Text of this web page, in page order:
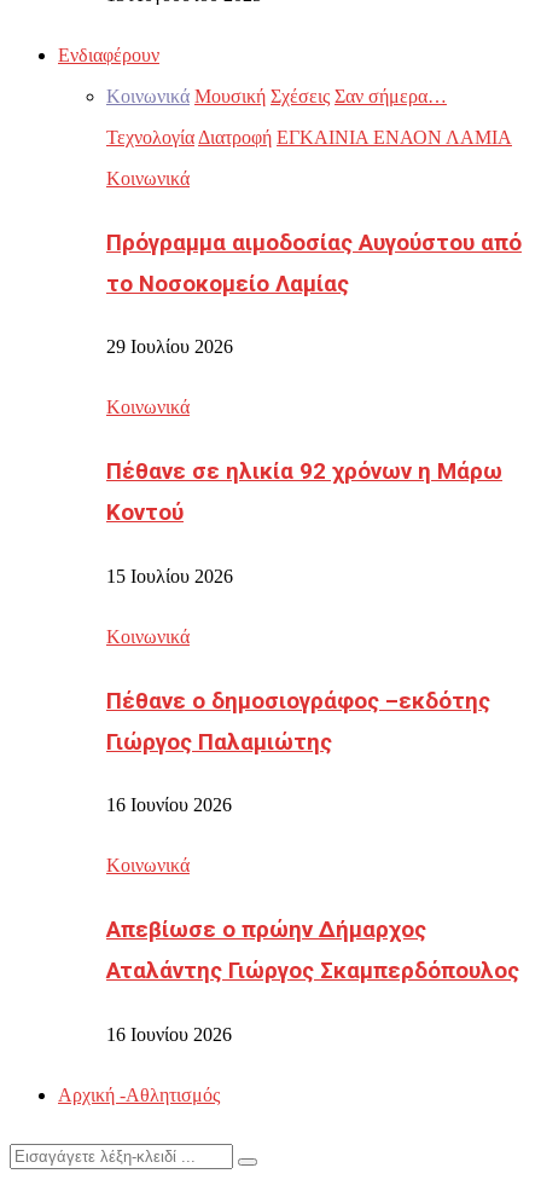
Ενδιαφέρουν
Κοινωνικά Μουσική Σχέσεις Σαν σήμερα…
Τεχνολογία Διατροφή ΕΓΚΑΙΝΙΑ ΕΝΑΟΝ ΛΑΜΙΑ
Κοινωνικά
Πρόγραμμα αιμοδοσίας Αυγούστου από
το Νοσοκομείο Λαμίας
29 Ιουλίου 2026
Κοινωνικά
Πέθανε σε ηλικία 92 χρόνων η Μάρω
Κοντού
15 Ιουλίου 2026
Κοινωνικά
Πέθανε ο δημοσιογράφος –εκδότης
Γιώργος Παλαμιώτης
16 Ιουνίου 2026
Κοινωνικά
Απεβίωσε ο πρώην Δήμαρχος
Αταλάντης Γιώργος Σκαμπερδόπουλος
16 Ιουνίου 2026
Αρχική -Αθλητισμός
Search
Search